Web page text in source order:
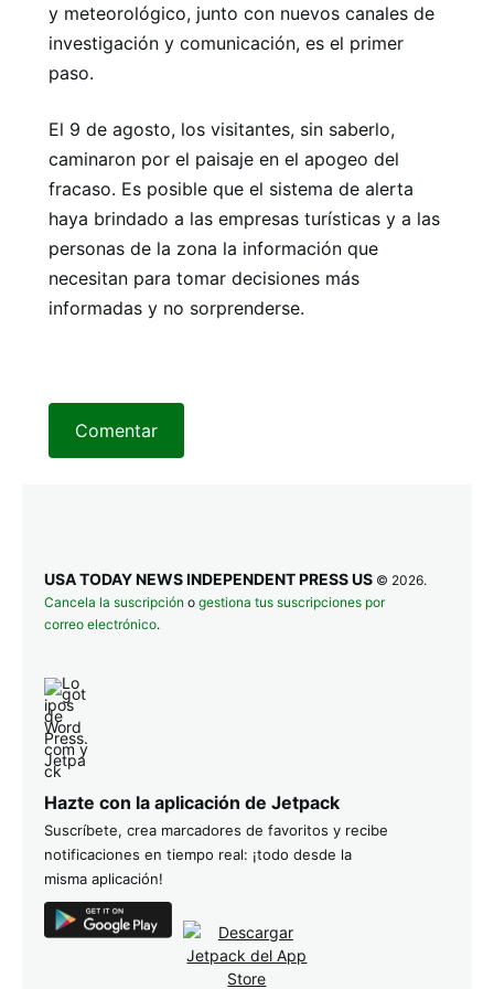
y meteorológico, junto con nuevos canales de
investigación y comunicación, es el primer
paso.
El 9 de agosto, los visitantes, sin saberlo,
caminaron por el paisaje en el apogeo del
fracaso. Es posible que el sistema de alerta
haya brindado a las empresas turísticas y a las
personas de la zona la información que
necesitan para tomar decisiones más
informadas y no sorprenderse.
Comentar
USA TODAY NEWS INDEPENDENT PRESS US © 2026.
Cancela la suscripción o gestiona tus suscripciones por
correo electrónico.
Hazte con la aplicación de Jetpack
Suscríbete, crea marcadores de favoritos y recibe
notificaciones en tiempo real: ¡todo desde la
misma aplicación!